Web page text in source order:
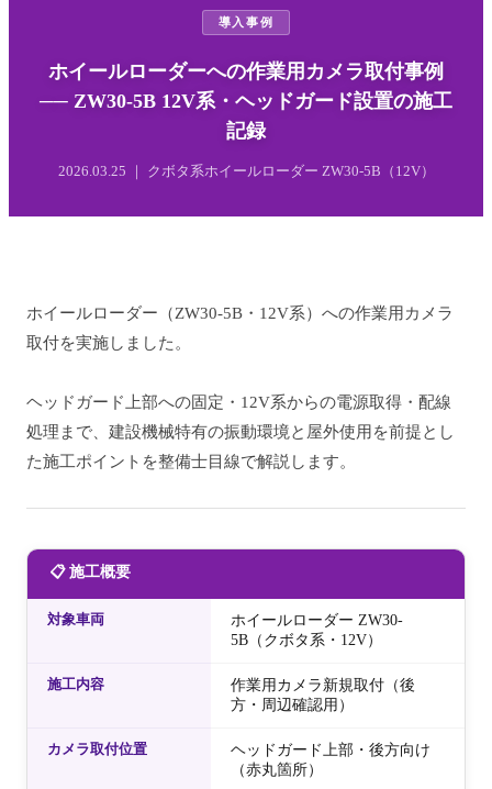
導入事例
ホイールローダーへの作業用カメラ取付事例
── ZW30-5B 12V系・ヘッドガード設置の施工
記録
2026.03.25 ｜ クボタ系ホイールローダー ZW30-5B（12V）
ホイールローダー（ZW30-5B・12V系）への作業用カメラ
取付を実施しました。
ヘッドガード上部への固定・12V系からの電源取得・配線
処理まで、建設機械特有の振動環境と屋外使用を前提とし
た施工ポイントを整備士目線で解説します。
📋 施工概要
対象車両
ホイールローダー ZW30-
5B（クボタ系・12V）
施工内容
作業用カメラ新規取付（後
方・周辺確認用）
カメラ取付位置
ヘッドガード上部・後方向け
（赤丸箇所）